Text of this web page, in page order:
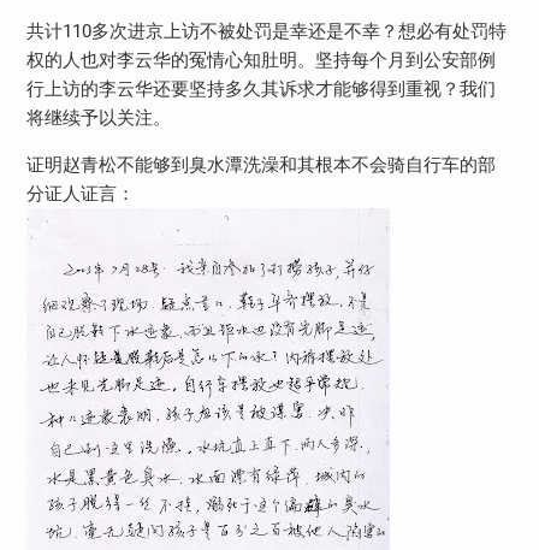
共计110多次进京上访不被处罚是幸还是不幸？想必有处罚特
权的人也对李云华的冤情心知肚明。坚持每个月到公安部例
行上访的李云华还要坚持多久其诉求才能够得到重视？我们
将继续予以关注。
证明赵青松不能够到臭水潭洗澡和其根本不会骑自行车的部
分证人证言：